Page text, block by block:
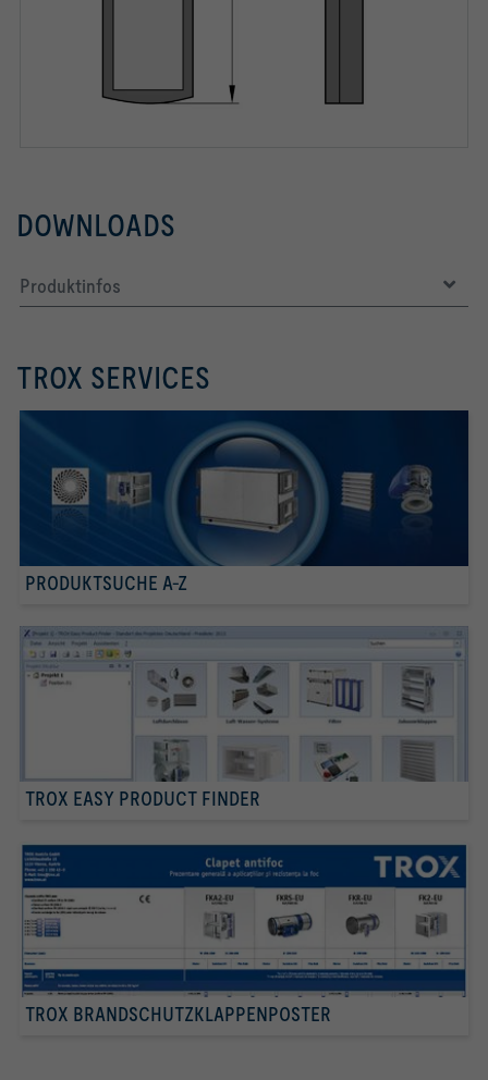
DOWNLOADS
Produktinfos
TROX SERVICES
PRODUKTSUCHE A-Z
TROX EASY PRODUCT FINDER
TROX BRANDSCHUTZKLAPPENPOSTER